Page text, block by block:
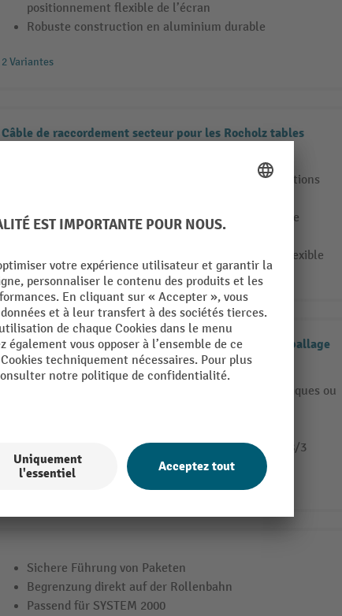
positionnement flexible de l’écran
Robuste construction en aluminium durable
2 Variantes
Câble de raccordement secteur pour les Rocholz tables
Assure une alimentation électrique fiable des stations
Équipé d’une fiche coudée Schuko et d’une douille
Longueur de 3 000 mm pour un positionnement flexible
Câble de raccordement pour les Rocholz tables d’emballage
FLEX
Convient pour le raccordement d’appareils électriques ou
Équipé d’une fiche Schuko et d’une douille GST18/3
Sichere Führung von Paketen
Begrenzung direkt auf der Rollenbahn
Passend für SYSTEM 2000